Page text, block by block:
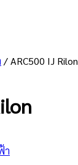
/ ARC500 IJ Rilon
า